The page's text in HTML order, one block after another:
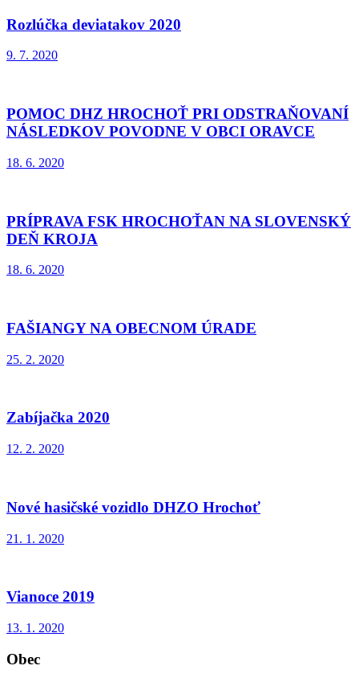
Rozlúčka deviatakov 2020
9. 7. 2020
POMOC DHZ HROCHOŤ PRI ODSTRAŇOVANÍ
NÁSLEDKOV POVODNE V OBCI ORAVCE
18. 6. 2020
PRÍPRAVA FSK HROCHOŤAN NA SLOVENSKÝ
DEŇ KROJA
18. 6. 2020
FAŠIANGY NA OBECNOM ÚRADE
25. 2. 2020
Zabíjačka 2020
12. 2. 2020
Nové hasičské vozidlo DHZO Hrochoť
21. 1. 2020
Vianoce 2019
13. 1. 2020
Obec